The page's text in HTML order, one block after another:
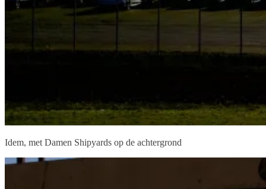
Idem, met Damen Shipyards op de achtergrond